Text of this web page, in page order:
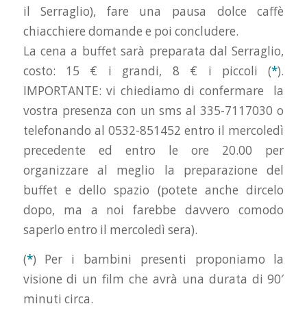
il Serraglio), fare una pausa dolce caffè
chiacchiere domande e poi concludere.
La cena a buffet sarà preparata dal Serraglio,
costo: 15 € i grandi, 8 € i piccoli (*).
IMPORTANTE: vi chiediamo di confermare la
vostra presenza con un sms al 335-7117030 o
telefonando al 0532-851452 entro il mercoledì
precedente ed entro le ore 20.00 per
organizzare al meglio la preparazione del
buffet e dello spazio (potete anche dircelo
dopo, ma a noi farebbe davvero comodo
saperlo entro il mercoledì sera).
(*) Per i bambini presenti proponiamo la
visione di un film che avrà una durata di 90′
minuti circa.